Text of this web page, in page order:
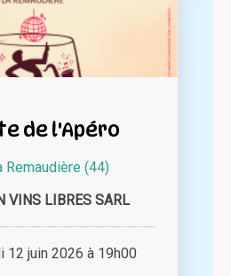
de l'Apéro
Remaudière (44)
VINS LIBRES SARL
12 juin 2026 à 19h00